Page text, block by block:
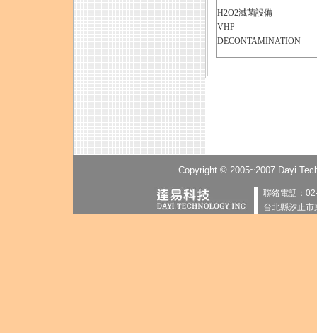
H2O2滅菌設備
VHP
DECONTAMINATION
Copyright © 2005~2007 Dayi
聯絡電話：
台北縣汐止